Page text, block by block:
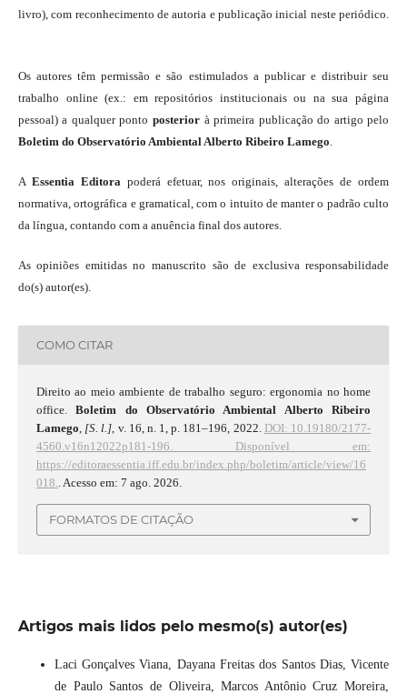
livro), com reconhecimento de autoria e publicação inicial neste periódico.
Os autores têm permissão e são estimulados a publicar e distribuir seu
trabalho online (ex.: em repositórios institucionais ou na sua página
pessoal) a qualquer ponto posterior à primeira publicação do artigo pelo
Boletim do Observatório Ambiental Alberto Ribeiro Lamego
A Essentia Editora poderá efetuar, nos originais, alterações de ordem
normativa, ortográfica e gramatical, com o intuito de manter o padrão culto
da língua, contando com a anuência final dos autores.
As opiniões emitidas no manuscrito são de exclusiva responsabilidade
do(s) autor(es).
COMO CITAR
Direito ao meio ambiente de trabalho seguro: ergonomia no home
office.Boletim do Observatório Ambiental Alberto Ribeiro
Lamego [S. l.] , v. 16, n. 1, p. 181–196, 2022. DOI: 10.19180/2177-
4560.v16n12022p181-196.
Disponível em:
https://editoraessentia.iff.edu.br/index.php/boletim/article/view/16
018.
. Acesso em: 7 ago. 2026.
FORMATOS DE CITAÇÃO
Artigos mais lidos pelo mesmo(s) autor(es)
Laci Gonçalves Viana, Dayana Freitas dos Santos Dias, Vicente
de Paulo Santos de Oliveira, Marcos Antônio Cruz Moreira,